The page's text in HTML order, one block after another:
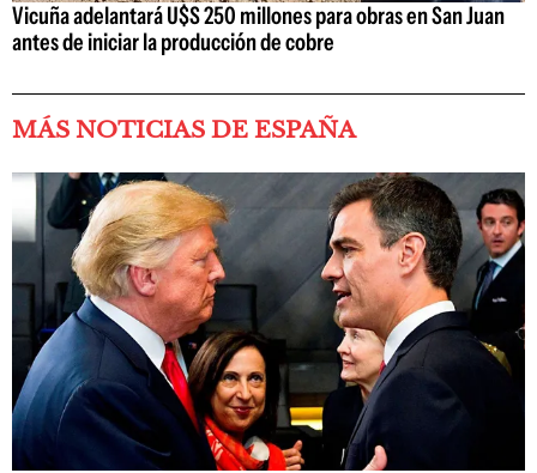
Vicuña adelantará U$S 250 millones para obras en San Juan
antes de iniciar la producción de cobre
MÁS NOTICIAS DE ESPAÑA